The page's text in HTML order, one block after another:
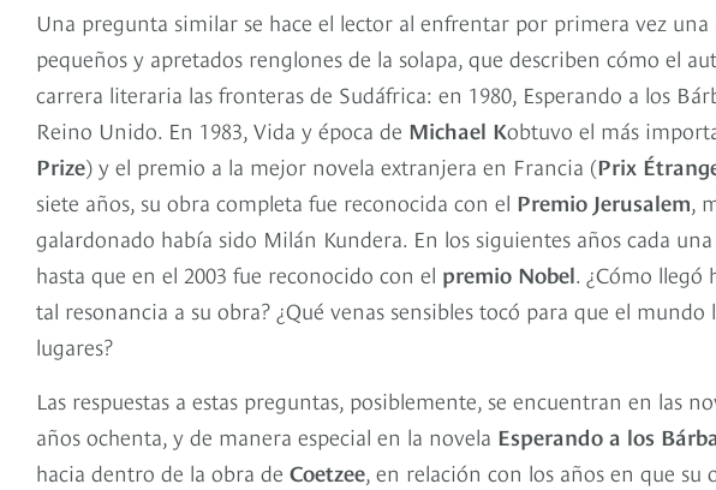
Una pregunta similar se hace el lector al enfrentar por primera vez una
pequeños y apretados renglones de la solapa, que describen cómo el
carrera literaria las fronteras de Sudáfrica: en 1980, Esperando a los
Reino Unido. En 1983, Vida y época de Michael Kobtuvo el más
Prize) y el premio a la mejor novela extranjera en Francia (Prix
siete años, su obra completa fue reconocida con el Premio Jerusalem,
galardonado había sido Milán Kundera. En los siguientes años cada
hasta que en el 2003 fue reconocido con el premio Nobel. ¿Cómo llegó
tal resonancia a su obra? ¿Qué venas sensibles tocó para que el
lugares?
Las respuestas a estas preguntas, posiblemente, se encuentran en las
años ochenta, y de manera especial en la novela Esperando a los
hacia dentro de la obra de Coetzee, en relación con los años en que